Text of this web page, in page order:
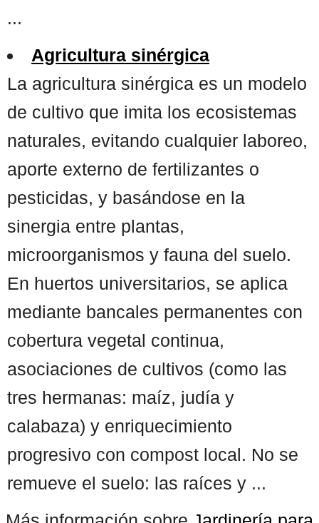
...
Agricultura sinérgica
La agricultura sinérgica es un modelo
de cultivo que imita los ecosistemas
naturales, evitando cualquier laboreo,
aporte externo de fertilizantes o
pesticidas, y basándose en la
sinergia entre plantas,
microorganismos y fauna del suelo.
En huertos universitarios, se aplica
mediante bancales permanentes con
cobertura vegetal continua,
asociaciones de cultivos (como las
tres hermanas: maíz, judía y
calabaza) y enriquecimiento
progresivo con compost local. No se
remueve el suelo: las raíces y ...